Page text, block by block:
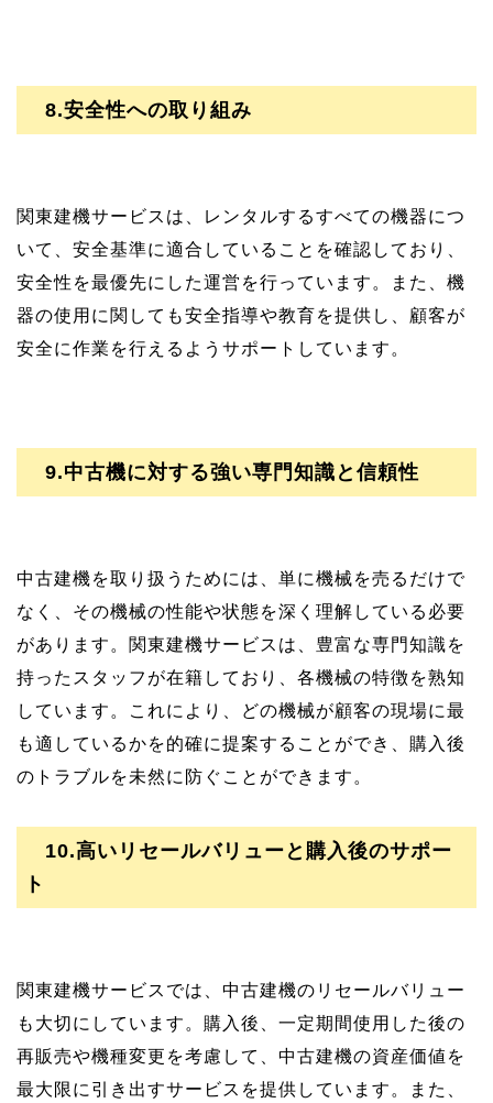
8.安全性への取り組み
関東建機サービスは、レンタルするすべての機器につ
いて、安全基準に適合していることを確認しており、
安全性を最優先にした運営を行っています。また、機
器の使用に関しても安全指導や教育を提供し、顧客が
安全に作業を行えるようサポートしています。
9.中古機に対する強い専門知識と信頼性
中古建機を取り扱うためには、単に機械を売るだけで
なく、その機械の性能や状態を深く理解している必要
があります。関東建機サービスは、豊富な専門知識を
持ったスタッフが在籍しており、各機械の特徴を熟知
しています。これにより、どの機械が顧客の現場に最
も適しているかを的確に提案することができ、購入後
のトラブルを未然に防ぐことができます。
10.高いリセールバリューと購入後のサポー
ト
関東建機サービスでは、中古建機のリセールバリュー
も大切にしています。購入後、一定期間使用した後の
再販売や機種変更を考慮して、中古建機の資産価値を
最大限に引き出すサービスを提供しています。また、